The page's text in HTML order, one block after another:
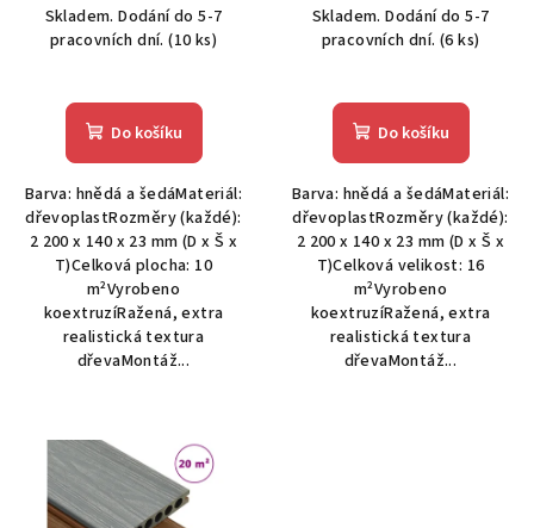
Skladem. Dodání do 5-7
pracovních dní.(10 ks)
Do košíku
Barva: hnědá a šedáMateriál:
dřevoplastRozměry (každé):
2 200 x 140 x 23 mm (D x Š x
T)Celková plocha: 10
m²Vyrobeno
koextruzíRažená, extra
realistická textura
dřevaMontáž...
Skladem. Dodání do 5-7
pracovních dní. (6 ks)
Do košíku
Barva: hnědá a šedáMateriál:
dřevoplastRozměry (každé):
2 200 x 140 x 23 mm (D x Š x
T)Celková velikost: 16
m²Vyrobeno
koextruzíRažená, extra
realistická textura
dřevaMontáž...